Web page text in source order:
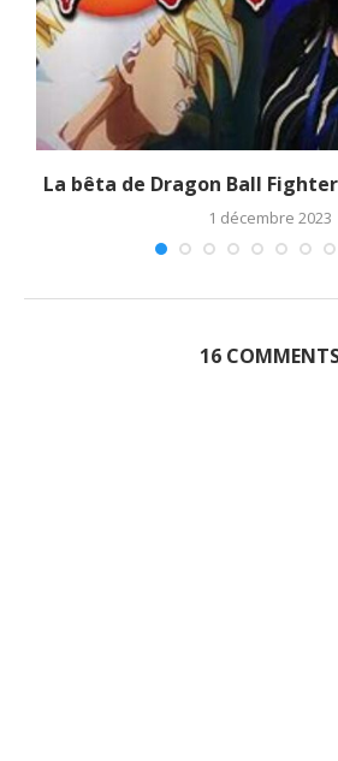
La bêta de Dragon Ball
1 décembre 2023
16